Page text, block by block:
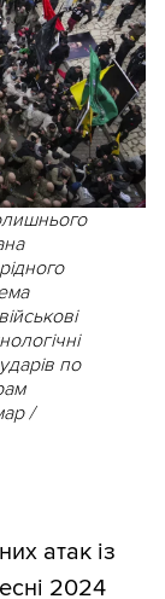
по
/
атак із
2024